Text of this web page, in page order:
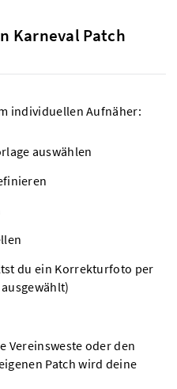
Karneval Patch
individuellen Aufnäher:
auswählen
du ein Korrekturfoto per
Vereinsweste oder den
Patch wird deine